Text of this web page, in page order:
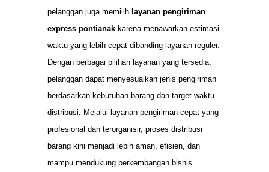
pelanggan juga memilih layanan pengiriman
express pontianak karena menawarkan estimasi
waktu yang lebih cepat dibanding layanan reguler.
Dengan berbagai pilihan layanan yang tersedia,
pelanggan dapat menyesuaikan jenis pengiriman
berdasarkan kebutuhan barang dan target waktu
distribusi. Melalui layanan pengiriman cepat yang
profesional dan terorganisir, proses distribusi
barang kini menjadi lebih aman, efisien, dan
mampu mendukung perkembangan bisnis